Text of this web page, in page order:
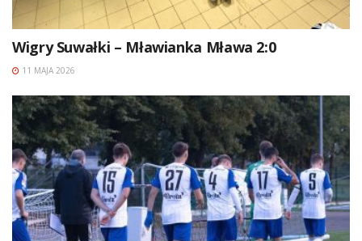
Wigry Suwałki – Mławianka Mława 2:0
11 MAJA 2026